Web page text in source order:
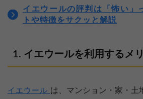
イエウールの評判は「怖い」
トや特徴をサクッと解説
イエウールを利用するメ
イエウール は、マンション・家・土